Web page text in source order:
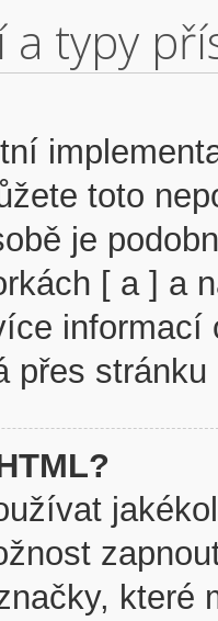
a typy
toto
je
[ a ] a
informací
přes
které